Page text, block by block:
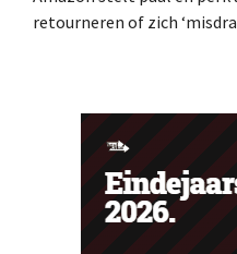
retourneren of zich
loopt het...